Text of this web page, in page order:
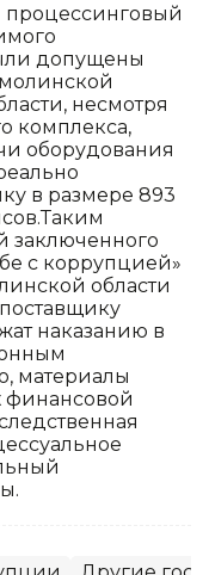
процессинговый
допущены
несмотря
комплекса,
оборудования
в размере 893
заключенного
с коррупцией»
области
наказанию в
материалы
финансовой